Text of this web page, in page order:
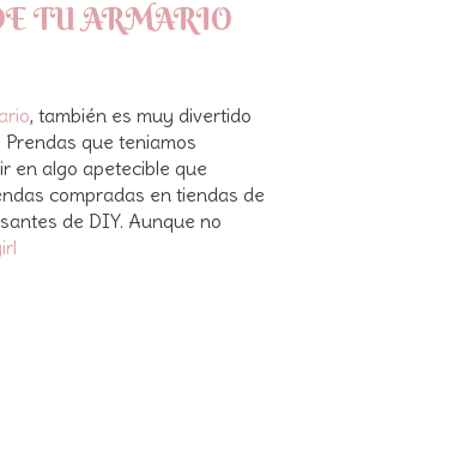
TU ARMARIO
, también es muy divertido
Prendas que teniamos
en algo apetecible que
compradas en tiendas de
de DIY. Aunque no